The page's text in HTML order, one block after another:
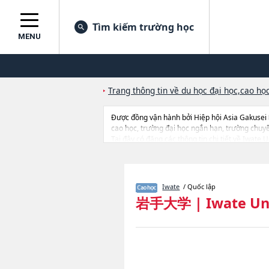
MENU
Tìm kiếm trường học
Trang thông tin về du học đại học,cao
Được đồng vận hành bởi Hiệp hội Asia Gakusei
cao học, trường đại học ngắn hạn, trường
Tại đây có đăng các thông tin chi tiết về Iwate
Sciences - Division of Science and
tuyển sinh, số lượng trúng tuyển, cở sở trang
Iwate / Quốc lập
岩手大学 | Iwate